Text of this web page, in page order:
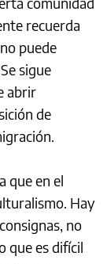
recuerda
puede
sigue
abrir
de
que en el
Hay
no
que es difícil